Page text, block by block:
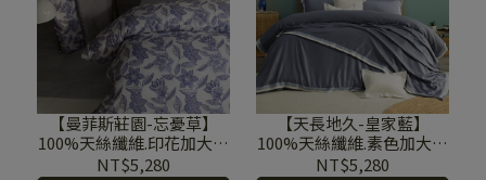
【曼菲斯莊園-忘憂草】
100%天絲纖維.印花加大被
套
NT$5,280
【天長地久-皇家藍】
100%天絲纖維.素色加大被
套
NT$5,280